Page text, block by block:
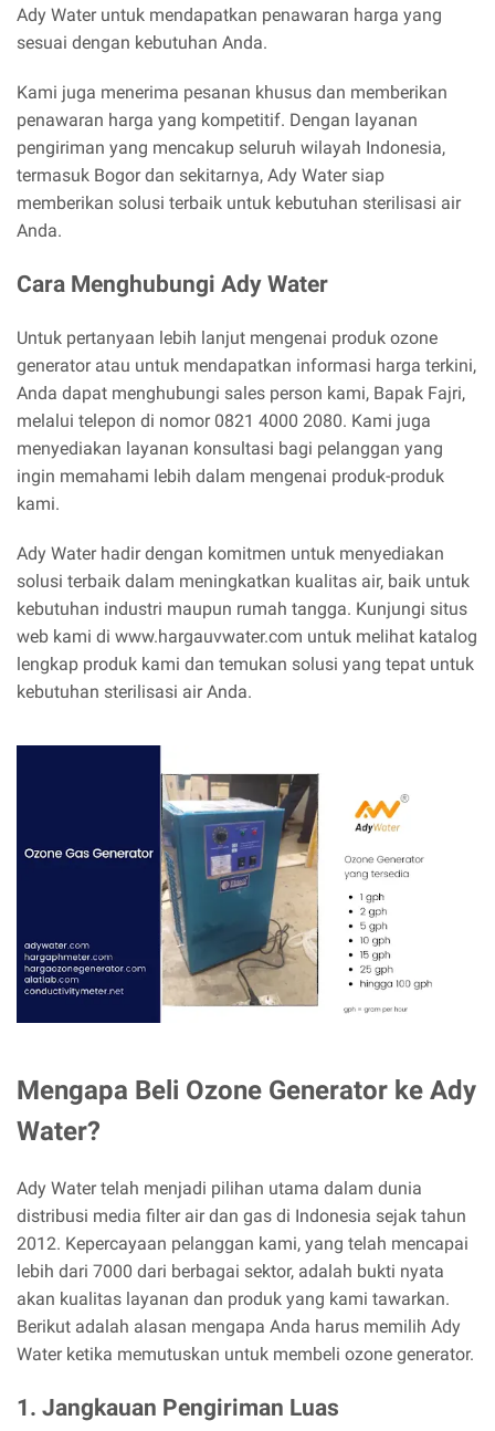
Ady Water untuk mendapatkan penawaran harga yang
sesuai dengan kebutuhan Anda.
Kami juga menerima pesanan khusus dan memberikan
penawaran harga yang kompetitif. Dengan layanan
pengiriman yang mencakup seluruh wilayah Indonesia,
termasuk Bogor dan sekitarnya, Ady Water siap
memberikan solusi terbaik untuk kebutuhan sterilisasi air
Anda.
Cara Menghubungi Ady Water
Untuk pertanyaan lebih lanjut mengenai produk ozone
generator atau untuk mendapatkan informasi harga terkini,
Anda dapat menghubungi sales person kami, Bapak Fajri,
melalui telepon di nomor 0821 4000 2080. Kami juga
menyediakan layanan konsultasi bagi pelanggan yang
ingin memahami lebih dalam mengenai produk-produk
kami.
Ady Water hadir dengan komitmen untuk menyediakan
solusi terbaik dalam meningkatkan kualitas air, baik untuk
kebutuhan industri maupun rumah tangga. Kunjungi situs
web kami di www.hargauvwater.com untuk melihat katalog
lengkap produk kami dan temukan solusi yang tepat untuk
kebutuhan sterilisasi air Anda.
Mengapa Beli Ozone Generator ke Ady
Water?
Ady Water telah menjadi pilihan utama dalam dunia
distribusi media filter air dan gas di Indonesia sejak tahun
2012. Kepercayaan pelanggan kami, yang telah mencapai
lebih dari 7000 dari berbagai sektor, adalah bukti nyata
akan kualitas layanan dan produk yang kami tawarkan.
Berikut adalah alasan mengapa Anda harus memilih Ady
Water ketika memutuskan untuk membeli ozone generator.
1. Jangkauan Pengiriman Luas